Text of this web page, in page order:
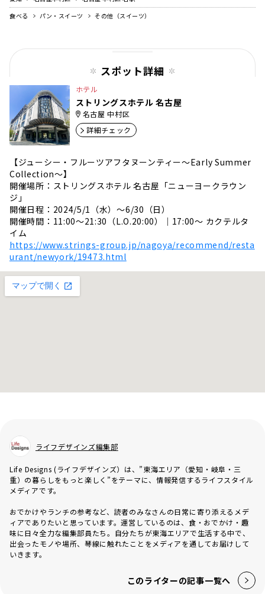
食べる
パン・スイーツ その他（スイーツ）
スポット詳細
ホテル
ストリングスホテル 名古屋
名古屋 中村区
詳細チェック
【ジューシー・フルーツアフタヌーンティー～Early Summer
Collection～】
開催場所：ストリングスホテル 名古屋「ニューヨークラウン
ジ」
開催日程：2024/5/1（水）～6/30（日）
開催時間：11:00～21:30（L.O.20:00）｜17:00～ カクテルタ
イム
https://www.strings-group.jp/nagoya/recommend/resta
urant/newyork/19473.html
ライフデザインズ編集部
Life Designs (ライフデザインズ）は、”東海エリア（愛知・岐阜・三
重）の暮らしをもっと楽しく”をテーマに、情報発信するライフスタイル
メディアです。
おでかけやランチの参考など、読者のみなさんの日常に寄り添えるメデ
ィアでありたいと思っています。運営しているのは、食・おでかけ・趣
味に日々全力な編集部員たち。自分たちが東海エリアで生活する中で、
出会ったモノや場所、琴線に触れたことをメディアを通してお届けして
いきます。
このライターの記事一覧へ